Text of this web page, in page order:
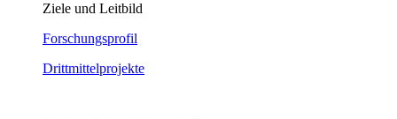
Ziele und Leitbild
Forschungsprofil
Drittmittelprojekte